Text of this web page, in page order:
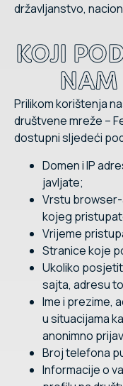
državljanstvo,
KOJI
NAM
Prilikom korištenja
društvene mreže –
dostupni sljedeći
Domen i IP
javljate;
Vrstu
kojeg
Vrijeme
Stranice koje
Ukoliko
sajta, adresu
Ime i prezime,
u situacijama
anonimno
Broj telefona
Informacije o